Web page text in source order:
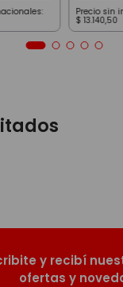
Precio sin
$ 13.140,50
y recibí
ofertas y